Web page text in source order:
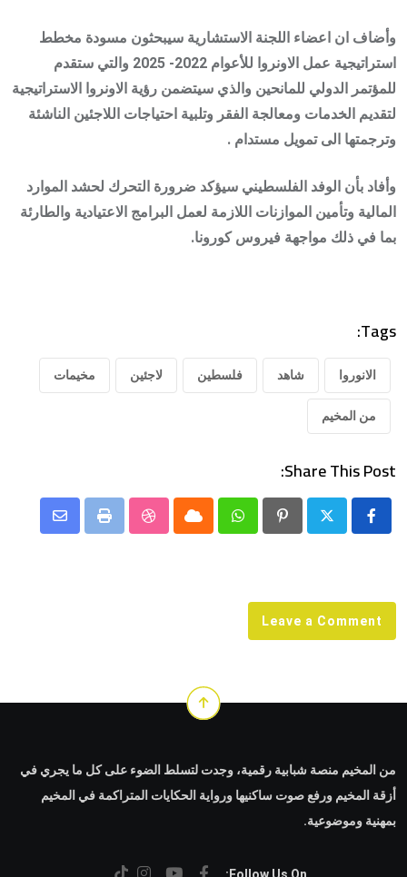
وأضاف ان اعضاء اللجنة الاستشارية سيبحثون مسودة مخطط
استراتيجية عمل الاونروا للأعوام 2022- 2025 والتي ستقدم
للمؤتمر الدولي للمانحين والذي سيتضمن رؤية الاونروا الاستراتيجية
لتقديم الخدمات ومعالجة الفقر وتلبية احتياجات اللاجئين الناشئة
وترجمتها الى تمويل مستدام .
وأفاد بأن الوفد الفلسطيني سيؤكد ضرورة التحرك لحشد الموارد
المالية وتأمين الموازنات اللازمة لعمل البرامج الاعتيادية والطارئة
بما في ذلك مواجهة فيروس كورونا.
Tags:
الانوروا شاهد فلسطين لاجئين مخيمات
من المخيم
Share This Post:
Pinterest
Whatsapp
Cloud
StumbleUpon
Print
Share
Leave a Comment
من المخيم منصة شبابية رقمية، وجدت لتسلط الضوء على كل ما يجري في
أزقة المخيم ورفع صوت ساكنيها ورواية الحكايات المتراكمة في المخيم
بمهنية وموضوعية.